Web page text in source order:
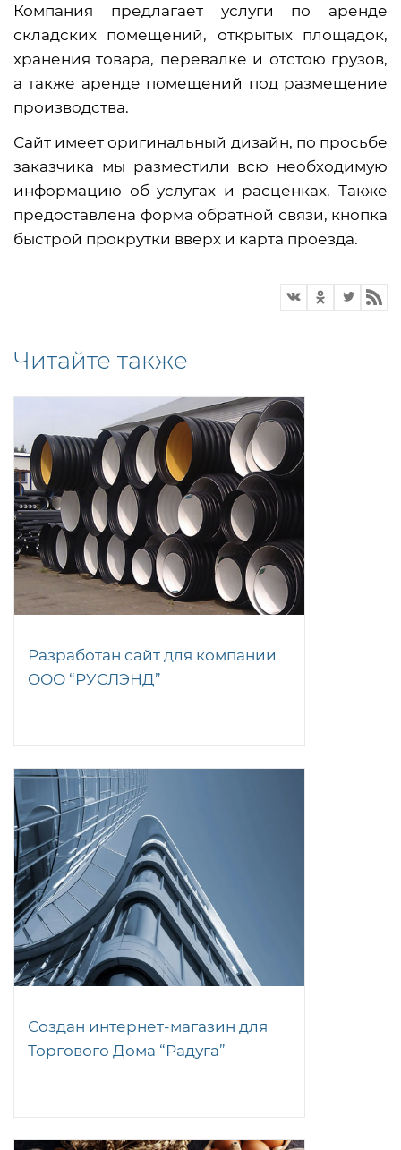
Компания предлагает услуги по аренде
складских помещений, открытых площадок,
хранения товара, перевалке и отстою грузов,
а также аренде помещений под размещение
производства.
Сайт имеет оригинальный дизайн, по просьбе
заказчика мы разместили всю необходимую
информацию об услугах и расценках. Также
предоставлена форма обратной связи, кнопка
быстрой прокрутки вверх и карта проезда.
Читайте также
Разработан сайт для компании
ООО “РУСЛЭНД”
Создан интернет-магазин для
Торгового Дома “Радуга”